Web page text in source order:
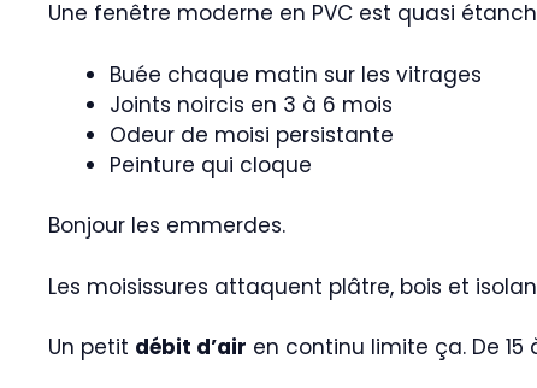
Une fenêtre moderne en PVC est quasi
Buée chaque matin sur les vitrages
Joints noircis en 3 à 6 mois
Odeur de moisi persistante
Peinture qui cloque
Bonjour les emmerdes.
Les moisissures attaquent plâtre, bois et
Un petit débit d’air en continu limite ça. De